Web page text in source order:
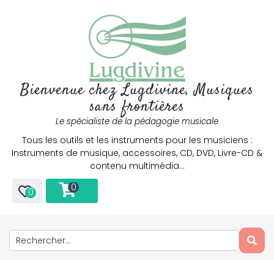
Bienvenue chez Lugdivine, Musiques
sans frontières
Le spécialiste de la pédagogie musicale
Tous les outils et les instruments pour les musiciens :
Instruments de musique, accessoires, CD, DVD, Livre-CD &
contenu multimédia…
0 0